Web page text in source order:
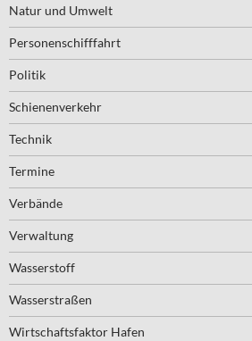
Natur und Umwelt
Personenschifffahrt
Politik
Schienenverkehr
Technik
Termine
Verbände
Verwaltung
Wasserstoff
Wasserstraßen
Wirtschaftsfaktor Hafen